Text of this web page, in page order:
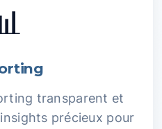
transparent et
précieux pour